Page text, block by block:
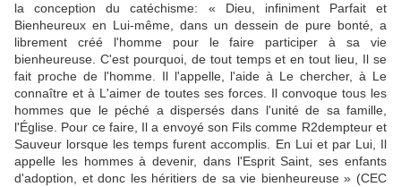
la conception du catéchisme: « Dieu, infiniment Parfait et
Bienheureux en Lui-même, dans un dessein de pure bonté, a
librement créé l'homme pour le faire participer à sa vie
bienheureuse. C'est pourquoi, de tout temps et en tout lieu, Il se
fait proche de l'homme. Il l'appelle, l'aide à Le chercher, à Le
connaître et à L'aimer de toutes ses forces. Il convoque tous les
hommes que le péché a dispersés dans l'unité de sa famille,
l'Église. Pour ce faire, Il a envoyé son Fils comme R2dempteur et
Sauveur lorsque les temps furent accomplis. En Lui et par Lui, Il
appelle les hommes à devenir, dans l'Esprit Saint, ses enfants
d'adoption, et donc les héritiers de sa vie bienheureuse » (CEC